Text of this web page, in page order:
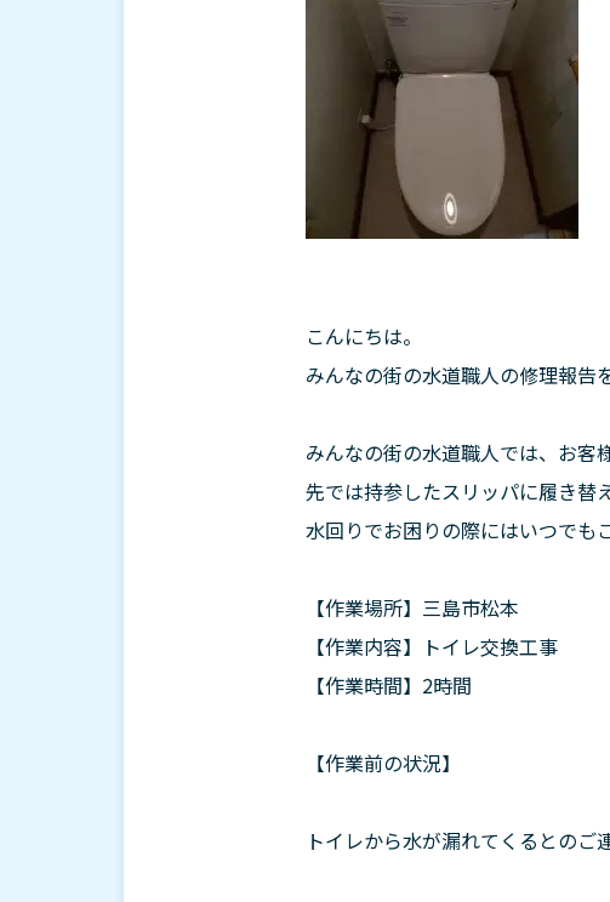
こんにちは。
みんなの街の水道職人の修理報告
みんなの街の水道職人では、お客
先では持参したスリッパに履き替
水回りでお困りの際にはいつでも
【作業場所】三島市松本
【作業内容】トイレ交換工事
【作業時間】2時間
【作業前の状況】
トイレから水が漏れてくるとのご